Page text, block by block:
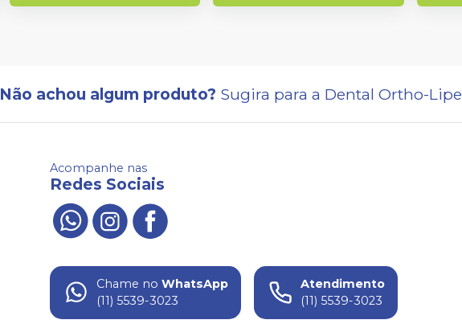
Não achou algum produto? Sugira para a Dental Ortho-Lipe
Acompanhe nas
Redes Sociais
Chame no WhatsApp
(11) 5539-3023
Atendimento
(11) 5539-3023